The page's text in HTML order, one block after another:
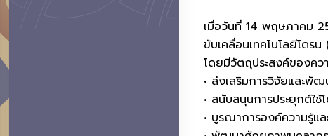
เมื่อวันที่ 14 พฤษภาคม
ขับเคลื่อนเทคโนโลยีโดร
โดยมีวัตถุประสงค์ของคว
• ส่งเสริมการวิจัยและพั
• สนับสนุนการประยุกต์ใ
• บูรณาการองค์ความรู้แ